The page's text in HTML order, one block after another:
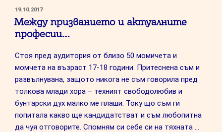
ПУБЛИКУВАНО
НА
19.10.2017
Между призванието и актуалните
професии…
Стоя пред аудитория от близо 50 момичета и
момчета на възраст 17-18 години. Притеснена съм и
развълнувана, защото никога не съм говорила пред
толкова млади хора – техният свободолюбив и
бунтарски дух малко ме плаши. Току що съм ги
попитала какво ще кандидатстват и съм любопитна
да чуя отговорите. Спомням си себе си на тяхната …